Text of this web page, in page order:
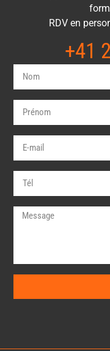
RDV en
+41